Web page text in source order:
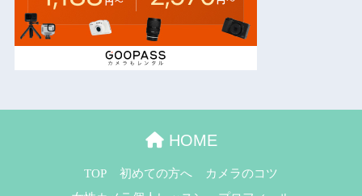
HOME
TOP 初めての方へ
カメラのコツ